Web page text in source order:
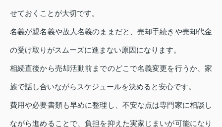
せておくことが大切です。
名義が親名義や故人名義のままだと、売却手続きや売却代金
の受け取りがスムーズに進まない原因になります。
相続直後から売却活動前までのどこで名義変更を行うか、家
族で話し合いながらスケジュールを決めると安心です。
費用や必要書類も早めに整理し、不安な点は専門家に相談し
ながら進めることで、負担を抑えた実家じまいが可能になり